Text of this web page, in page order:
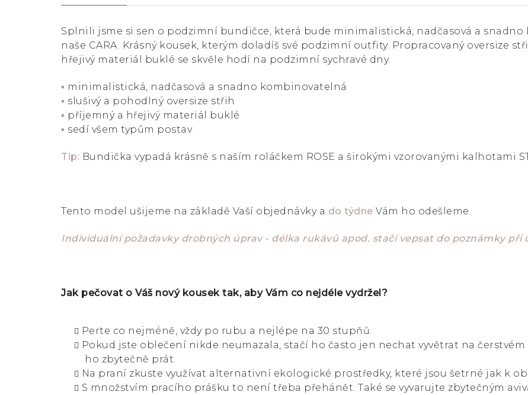
Splnili jsme si sen o podzimní bundičce, která bude minimalistická, nadčasová a
naše CARA. Krásný kousek, kterým doladíš své podzimní outfity. Propracovaný oversize
hřejivý materiál buklé se skvěle hodí na podzimní sychravé dny.
◦ minimalistická, nadčasová a snadno kombinovatelná
◦ slušivý a pohodlný oversize střih
◦ příjemný a hřejivý materiál buklé
◦ sedí všem typům postav
Tip: Bundička vypadá krásně s naším roláčkem ROSE a širokými vzorovanými kalhotami
Tento model ušijeme na základě Vaší objednávky a do týdne Vám ho odešleme.
Individuální požadavky drobných úprav - délka rukávů apod. stačí vepsat do poznámky při
Jak pečovat o Váš nový kousek tak, aby Vám co nejdéle vydržel?
Perte co nejméně, vždy po rubu a nejlépe na 30 stupňů.
Pokud jste oblečení nikde neumazala, stačí ho často jen nechat vyvětrat na
ho zbytečně prát.
Na praní zkuste využívat alternativní ekologické prostředky, které jsou šetrné jak k
S množstvím pracího prášku to není třeba přehánět. Také se vyvarujte zbytečným